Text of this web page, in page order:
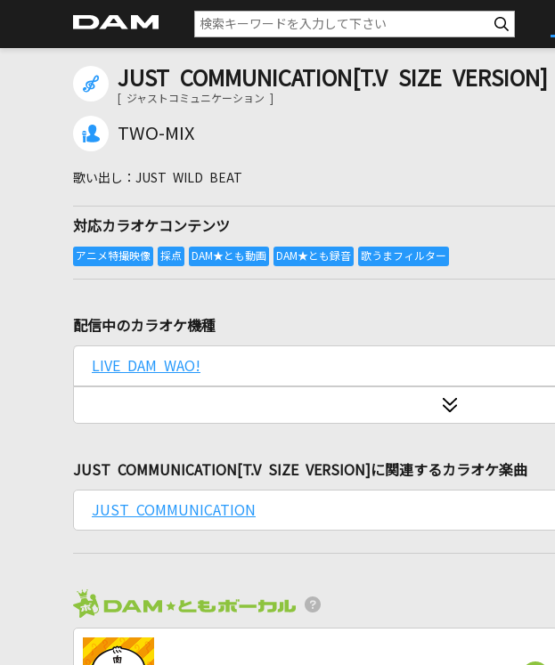
JUST COMMUNICATION[T.V SIZE VERSION]
[ ジャストコミュニケーション ]
TWO-MIX
JUST WILD BEAT
対応カラオケコンテンツ
配信中のカラオケ機種
LIVE DAM WAO!
JUST COMMUNICATION[T.V SIZE VERSION]に関連するカラオケ楽曲
JUST COMMUNICATION